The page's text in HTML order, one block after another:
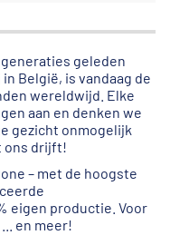
generaties geleden
België, is vandaag de
wereldwijd. Elke
aan en denken we
gezicht onmogelijk
ons drijft!
– met de hoogste
eigen productie. Voor
en meer!